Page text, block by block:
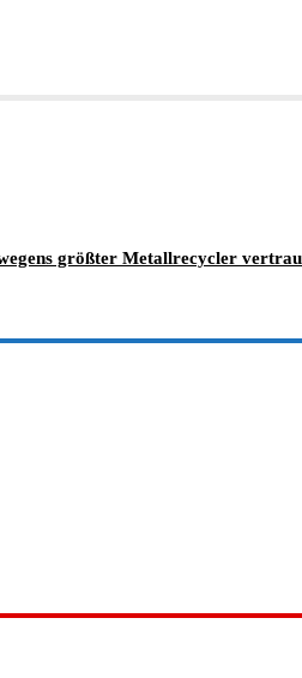
größter Metallrecycler